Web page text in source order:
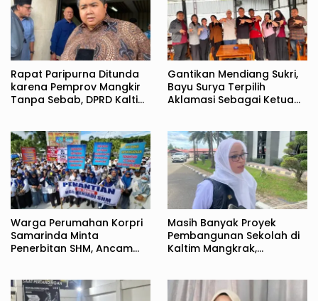
Rapat Paripurna Ditunda
karena Pemprov Mangkir
Tanpa Sebab, DPRD Kaltim
Gantikan Mendiang Sukri,
Bayu Surya Terpilih
Aklamasi Sebagai Ketua
Warga Perumahan Korpri
Samarinda Minta
Penerbitan SHM, Ancam
Masih Banyak Proyek
Pembangunan Sekolah di
Kaltim Mangkrak,